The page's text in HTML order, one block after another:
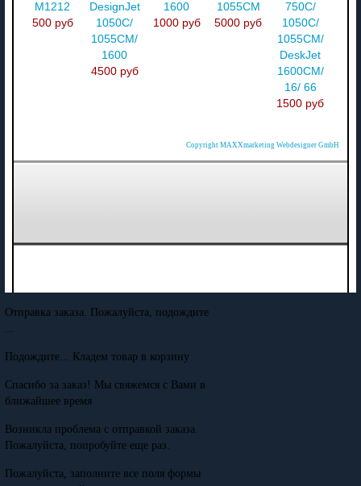
M1212
500 руб
DesignJet
1050C/
1055CM/
1600
4500 руб
1600
1000 руб
1055CM
5000 руб
750C/
1050C/
1055CM/
DeskJet
1600CM/
16/ 66
1500 руб
Copyright MAXXmarketing Webdesigner GmbH
Отправка заказа. Пожалуйста, подождите
Подождите... Кладем товар в корзину
Спасибо за заказ! Мы свяжемся с Вами в
ближайшее время
Возникла проблема с отправкой заказа.
Пожалуйста, попробуйте еще раз.
Пожалуйста, заполните все поля формы